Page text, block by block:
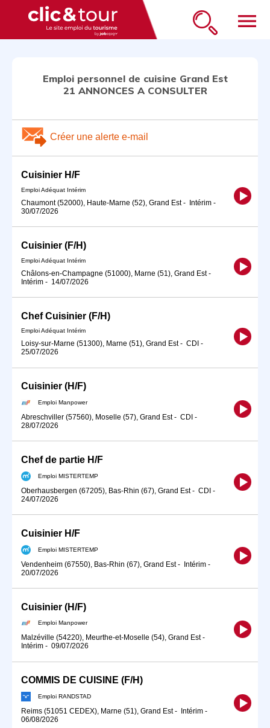
menu
Emploi personnel de cuisine Grand Est
21 ANNONCES A CONSULTER
Créer une alerte e-mail
Cuisinier H/F
Emploi Adéquat Intérim
Chaumont (52000), Haute-Marne (52), Grand Est- Intérim -
30/07/2026
Cuisinier (F/H)
Emploi Adéquat Intérim
Châlons-en-Champagne (51000), Marne (51), Grand Est-
Intérim - 14/07/2026
Chef Cuisinier (F/H)
Emploi Adéquat Intérim
Loisy-sur-Marne (51300), Marne (51), Grand Est- CDI -
25/07/2026
Cuisinier (H/F)
Emploi Manpower
Abreschviller (57560), Moselle (57), Grand Est- CDI -
28/07/2026
Chef de partie H/F
Emploi MISTERTEMP
Oberhausbergen (67205), Bas-Rhin (67), Grand Est- CDI -
24/07/2026
Cuisinier H/F
Emploi MISTERTEMP
Vendenheim (67550), Bas-Rhin (67), Grand Est- Intérim -
20/07/2026
Cuisinier (H/F)
Emploi Manpower
Malzéville (54220), Meurthe-et-Moselle (54), Grand Est-
Intérim - 09/07/2026
COMMIS DE CUISINE (F/H)
Emploi RANDSTAD
Reims (51051 CEDEX), Marne (51), Grand Est- Intérim -
06/08/2026